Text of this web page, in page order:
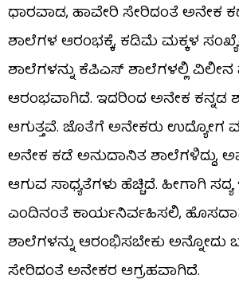
ಧಾರವಾಡ, ಹಾವೇರಿ ಸೇರಿದಂತೆ ಅನೇಕ
ಶಾಲೆಗಳ ಆರಂಭಕ್ಕೆ, ಕಡಿಮೆ ಮಕ್ಕಳ
ಶಾಲೆಗಳನ್ನು ಕೆಪಿಎಸ್ ಶಾಲೆಗಳಲ್ಲಿ
ಆರಂಭವಾಗಿದೆ. ಇದರಿಂದ ಅನೇಕ ಕನ್ನಡ
ಆಗುತ್ತವೆ. ಜೊತೆಗೆ ಅನೇಕರು ಉದ್ಯೋಗ
ಅನೇಕ ಕಡೆ ಅನುದಾನಿತ ಶಾಲೆಗಳಿದ್ದು,
ಆಗುವ ಸಾಧ್ಯತೆಗಳು ಹೆಚ್ಚಿದೆ. ಹೀಗಾಗಿ
ಎಂದಿನಂತೆ ಕಾರ್ಯನಿರ್ವಹಿಸಲಿ,
ಶಾಲೆಗಳನ್ನು ಆರಂಭಿಸಬೇಕು ಅನ್ನೋದು
ಸೇರಿದಂತೆ ಅನೇಕರ ಆಗ್ರಹವಾಗಿದೆ.